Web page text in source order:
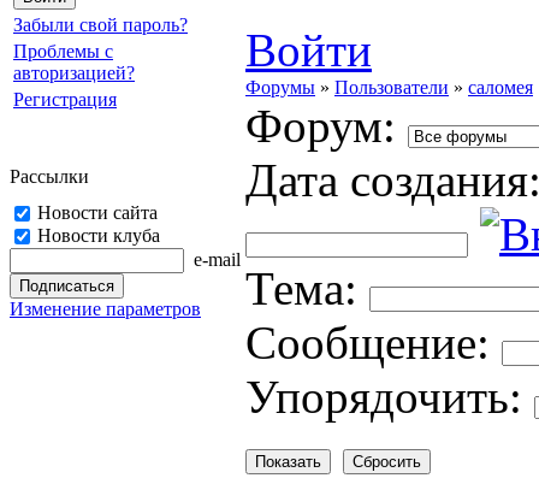
Забыли свой пароль?
Проблемы с
авторизацией?
Регистрация
Рассылки
Новости сайта
Новости клуба
e-mail
Изменение параметров
Войти
Форумы » Пользователи » саломея
Форум:
Дата
Тема:
Cooбщение:
Упорядочить: